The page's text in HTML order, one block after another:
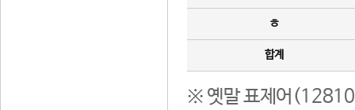
ㅎ
합계
※ 옛말 표제어(12810